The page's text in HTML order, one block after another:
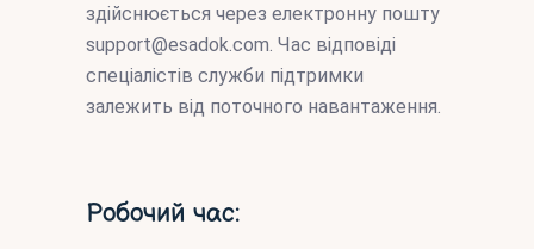
здійснюється через електронну пошту
support@esadok.com. Час відповіді
спеціалістів служби підтримки
залежить від поточного навантаження.
Робочий час: